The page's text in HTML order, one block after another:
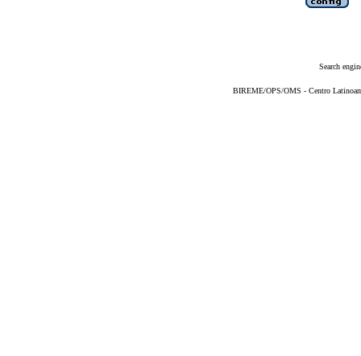
Search
BIREME/OPS/OMS - Centro